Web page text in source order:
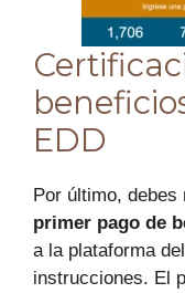
EDD
Por último, debes
primer pago de
a la plataforma
instrucciones. El